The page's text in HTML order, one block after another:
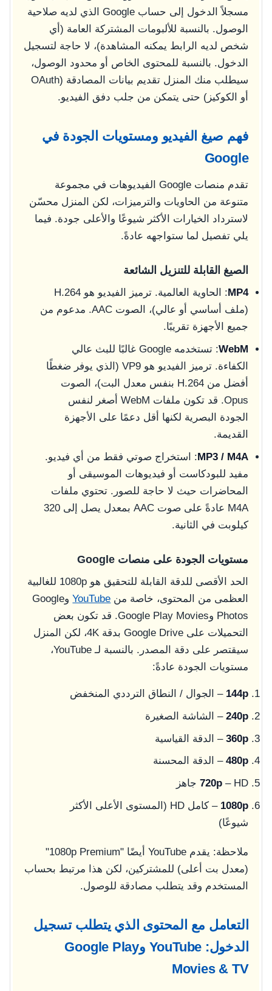
مسجلاً الدخول إلى حساب Google الذي لديه صلاحية
الوصول. بالنسبة للألبومات المشتركة العامة (أي
شخص لديه الرابط يمكنه المشاهدة)، لا حاجة لتسجيل
الدخول. بالنسبة للمحتوى الخاص أو محدود الوصول،
سيطلب منك المنزل تقديم بيانات المصادقة (OAuth
أو الكوكيز) حتى يتمكن من جلب دفق الفيديو.
فهم صيغ الفيديو ومستويات الجودة في
Google
تقدم منصات Google الفيديوهات في مجموعة
متنوعة من الحاويات والترميزات، لكن المنزل محسّن
لاسترداد الخيارات الأكثر شيوعًا والأعلى جودة. فيما
يلي تفصيل لما ستواجهه عادةً.
الصيغ القابلة للتنزيل الشائعة
MP4
: الحاوية العالمية. ترميز الفيديو هو H.264
(ملف أساسي أو عالي)، الصوت AAC. مدعوم من
جميع الأجهزة تقريبًا.
WebM
: تستخدمه Google غالبًا للبث عالي
الكفاءة. ترميز الفيديو هو VP9 (الذي يوفر ضغطًا
أفضل من H.264 بنفس معدل البت)، الصوت
Opus. قد تكون ملفات WebM أصغر لنفس
الجودة البصرية لكنها أقل دعمًا على الأجهزة
القديمة.
MP3 / M4A: استخراج صوتي فقط من أي فيديو.
مفيد للبودكاست أو فيديوهات الموسيقى أو
المحاضرات حيث لا حاجة للصور. تحتوي ملفات
M4A عادةً على صوت AAC بمعدل يصل إلى 320
كيلوبت في الثانية.
مستويات الجودة على منصات Google
الحد الأقصى للدقة القابلة للتحقيق هو 1080p للغالبية
العظمى من المحتوى، خاصة من YouTube
وGoogle
Photos وGoogle Play Movies. قد تكون بعض
التحميلات على Google Drive بدقة 4K، لكن المنزل
سيقتصر على دقة المصدر. بالنسبة لـ YouTube،
مستويات الجودة عادةً:
144p – الجوال / النطاق الترددي المنخفض
240p– الشاشة الصغيرة
360p– الدقة القياسية
480p– الدقة المحسنة
720p – HD جاهز
1080p
– كامل HD (المستوى الأعلى الأكثر
شيوعًا)
ملاحظة: يقدم YouTube أيضًا "1080p Premium"
(معدل بت أعلى) للمشتركين، لكن هذا مرتبط بحساب
المستخدم وقد يتطلب مصادقة للوصول.
التعامل مع المحتوى الذي يتطلب تسجيل
الدخول: YouTube وGoogle Play
Movies & TV